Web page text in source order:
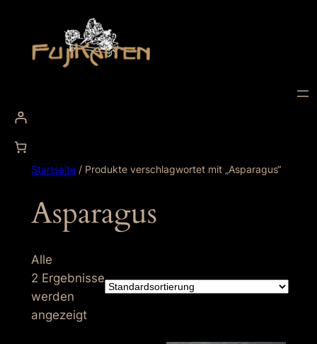
springen
Startseite/ Produkte verschlagwortet mit „Asparagus“
Asparagus
Alle
2 Ergebnisse
werden
angezeigt